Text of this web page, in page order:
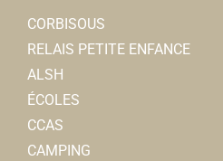
CORBISOUS
RELAIS PETITE ENFANCE
ALSH
ÉCOLES
CCAS
CAMPING